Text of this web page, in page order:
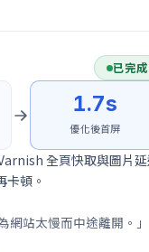
已完成
1.7s
優化後首屏
全頁快取與圖片
卡頓。
網站太慢而中途離開。」